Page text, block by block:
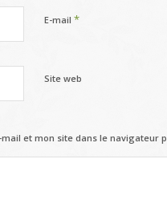
E-mail *
Site web
et mon site dans le navigateur